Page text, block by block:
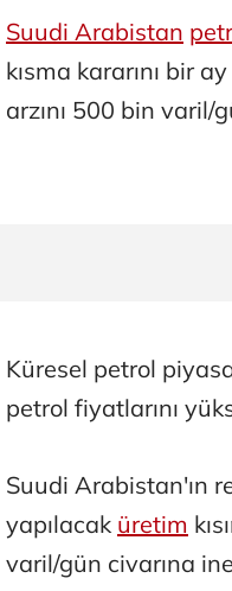
Suudi Arabistan
kısma kararını bir
arzını 500 bin varil/
Küresel petrol
petrol fiyatlarını
Suudi Arabistan'ın
yapılacak üretim
varil/gün civarına